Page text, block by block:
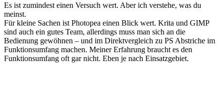
Es ist zumindest einen Versuch wert. Aber ich verstehe, was du
meinst.
Für kleine Sachen ist Photopea einen Blick wert. Krita und GIMP
sind auch ein gutes Team, allerdings muss man sich an die
Bedienung gewöhnen – und im Direktvergleich zu PS Abstriche im
Funktionsumfang machen. Meiner Erfahrung braucht es den
Funktionsumfang oft gar nicht. Eben je nach Einsatzgebiet.